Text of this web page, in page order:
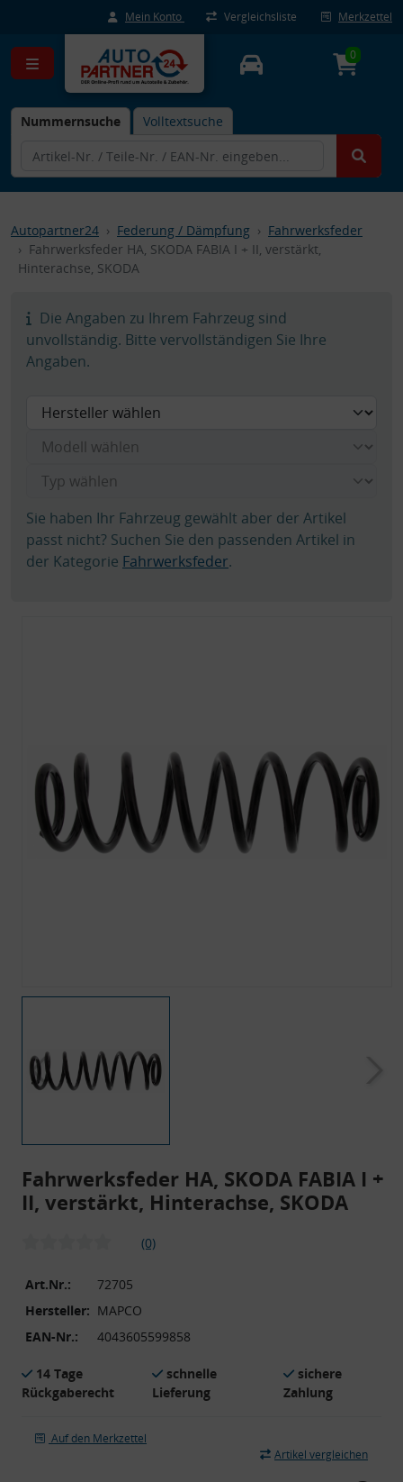
Mein Konto Vergleichsliste Merkzettel
Nummernsuche Volltextsuche
0
Autopartner24 Federung / Dämpfung
Fahrwerksfeder
Fahrwerksfeder HA, SKODA FABIA I + II, verstärkt,
Hinterachse, SKODA
Die Angaben zu Ihrem Fahrzeug sind
unvollständig. Bitte vervollständigen Sie Ihre
Angaben.
Sie haben Ihr Fahrzeug gewählt aber der Artikel
passt nicht? Suchen Sie den passenden Artikel in
der Kategorie Fahrwerksfeder.
Fahrwerksfeder HA, SKODA FABIA I +
II, verstärkt, Hinterachse, SKODA
(0)
Art.Nr.:
72705
Hersteller: MAPCO
EAN-Nr.:
4043605599858
14 Tage
Rückgaberecht
schnelle
Lieferung
sichere
Zahlung
Auf den Merkzettel
Artikel vergleichen